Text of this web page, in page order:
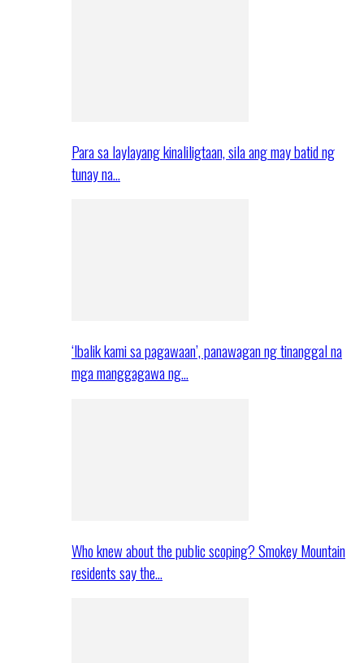
Para sa laylayang kinaliligtaan, sila ang may batid ng
tunay na…
‘Ibalik kami sa pagawaan’, panawagan ng tinanggal na
mga manggagawa ng…
Who knew about the public scoping? Smokey Mountain
residents say the…